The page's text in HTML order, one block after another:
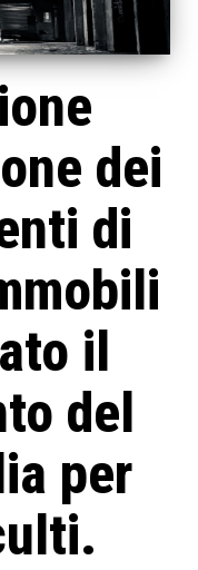
dei
di
il
del
per